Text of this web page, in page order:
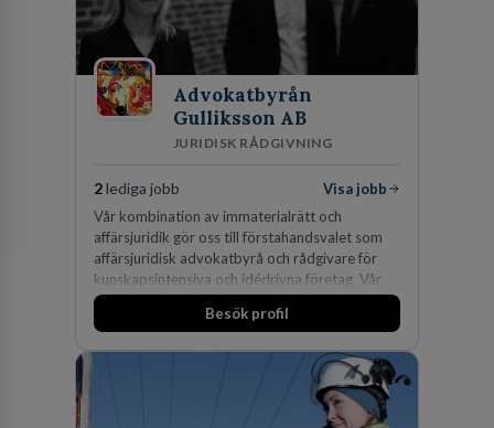
Advokatbyrån
Gulliksson AB
JURIDISK RÅDGIVNING
2lediga jobb
Visa jobb
Vår kombination av immaterialrätt och
affärsjuridik gör oss till förstahandsvalet som
affärsjuridisk advokatbyrå och rådgivare för
kunskapsintensiva och idédrivna företag. Vår
expertis inom IP-tillgångar har gett oss en
marknadsledande position. Våra klienter väljer
skydda, utveckla och kommersialisera
Besök profil